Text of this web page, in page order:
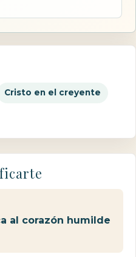
Cristo en el creyente
al corazón humilde